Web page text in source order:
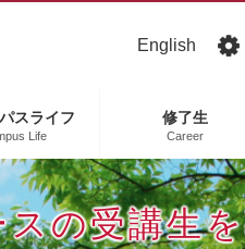
English
スライフ
Life
修了生
Career
の受講生